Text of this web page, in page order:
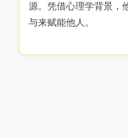
源。凭借心理学背景，
与来赋能他人。